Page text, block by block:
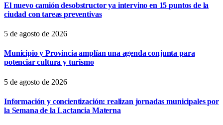
El nuevo camión desobstructor ya intervino en 15 puntos de la
ciudad con tareas preventivas
5 de agosto de 2026
Municipio y Provincia amplían una agenda conjunta para
potenciar cultura y turismo
5 de agosto de 2026
Información y concientización: realizan jornadas municipales por
la Semana de la Lactancia Materna